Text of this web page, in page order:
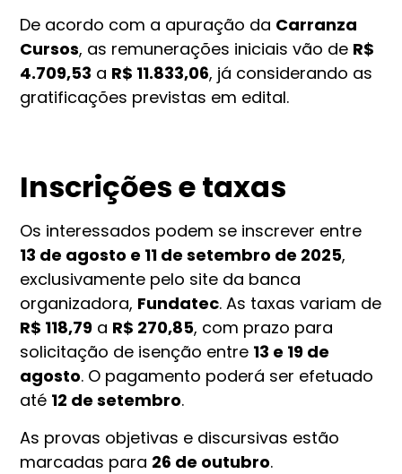
De acordo com a apuração da Carranza
Cursos, as remunerações iniciais vão de R$
4.709,53 a R$ 11.833,06, já considerando as
gratificações previstas em edital.
Inscrições e taxas
Os interessados podem se inscrever entre
13 de agosto e 11 de setembro de 2025,
exclusivamente pelo site da banca
organizadora, Fundatec. As taxas variam de
R$ 118,79 a R$ 270,85, com prazo para
solicitação de isenção entre 13 e 19 de
agosto. O pagamento poderá ser efetuado
até 12 de setembro.
As provas objetivas e discursivas estão
marcadas para 26 de outubro.